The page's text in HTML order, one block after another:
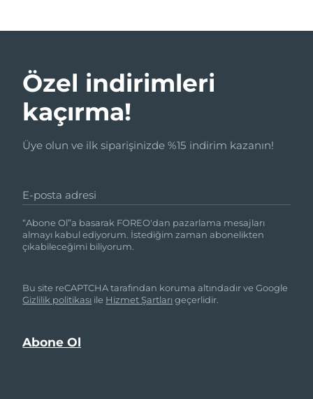
Özel indirimleri
kaçırma!
Üye olun ve ilk siparişinizde %15 indirim kazanın!
E-posta adresi
“Abone Ol”a basarak FOREO'dan pazarlama mesajları
almayı kabul ediyorum. İstediğim zaman abonelikten
çıkabileceğimi biliyorum.
Bu site reCAPTCHA tarafından koruma altındadır ve Google
Gizlilik politikası ile Hizmet Şartlarıgeçerlidir.